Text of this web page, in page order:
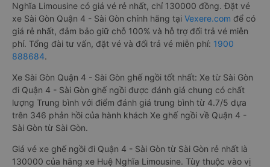
Nghĩa Limousine có giá vé rẻ nhất, chỉ 130000 đồng. Đặt vé
xe Sài Gòn Quận 4 - Sài Gòn chính hãng tại Vexere.com để có
giá rẻ nhất, đảm bảo giữ chỗ 100% và hỗ trợ đổi trả vé miễn
phí. Tổng đài tư vấn, đặt vé và đổi trả vé miễn phí: 1900
888684.
Xe Sài Gòn Quận 4 - Sài Gòn ghế ngồi tốt nhất: Xe từ Sài Gòn
đi Quận 4 - Sài Gòn ghế ngồi được đánh giá chung có chất
lượng Trung bình với điểm đánh giá trung bình từ 4.7/5 dựa
trên 346 phản hồi của hành khách Xe ghế ngồi về Quận 4 -
Sài Gòn từ Sài Gòn.
Giá vé xe ghế ngồi đi Quận 4 - Sài Gòn từ Sài Gòn rẻ nhất là
130000 của hãng xe Huệ Nghĩa Limousine. Tùy thuộc vào vị